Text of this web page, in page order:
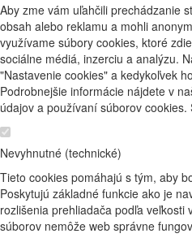
Aby zme vám uľahčili prechádzanie
obsah alebo reklamu a mohli
využívame súbory cookies, ktoré
sociálne médiá, inzerciu a analýzu.
"Nastavenie cookies" a kedykoľvek
Podrobnejšie informácie nájdete v
údajov a používaní súborov
Nevyhnutné (technické)
Tieto cookies pomáhajú s tým, aby
Poskytujú základné funkcie ako je
rozlišenia prehliadača podľa veľkosti
súborov nemôže web správne